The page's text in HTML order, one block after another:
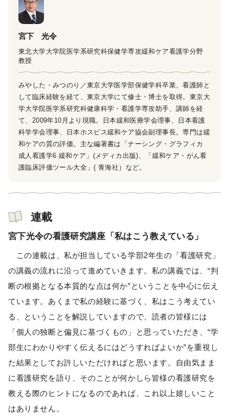
宮下 光令
東北大学大学院医学系研究科保健学専攻緩和ケア看護学分野
教授
みやした・みつのり／東京大学医学部保健学科卒業、看護師と
して臨床経験を経て、東京大学にて修士・博士を取得。東京大
学大学院医学系研究科健康科学・看護学専攻助手、講師を経
て、2009年10月より現職。日本緩和医療学会理事、日本看護
科学学会理事、日本ホスピス緩和ケア協会副理事長。専門は緩
和ケアの質の評価。主な編著書は「ナーシング・グラフィカ
成人看護学6 緩和ケア」(メディカ出版)、「緩和ケア・がん看
護臨床評価ツール大全」( 青海社）など。
連載
宮下光令の看護研究講座「私はこう教えている」
この連載は、私が担当している学部2年生の「看護研究」
の講義の流れに沿って進めていきます。私の講義では、“判
断の根拠となる本質的な点は何か”ということを中心に伝え
ています。あくまで私の経験に基づく、私はこう考えてい
る、ということを解説していますので、読者の皆様には
「個人の独断と偏見に基づくもの」と思っていただき、“学
部生にわかりやすく伝えるにはどうすればよいか”を重視し
た結果としてお許しいただければと思います。自由気まま
に看護研究を語り、そのことが何かしら皆様の看護研究を
教える際のヒントになるのであれば、これ以上嬉しいこと
はありません。